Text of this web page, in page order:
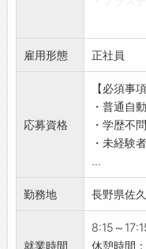
・『プラ
とをモッ
でいます。
の幸福度
ています
◆働く喜
・人生の
て『喜び
境づくり
るような
の問い合
ります。
・見積り
・受注か
※日本全
出張の対
※将来的
います。
【入社後
・まずは
て業務を
お客様を
雇用形態 正社員
応募資格
【必須事項
・普通自
・学歴不問
・未経験
...
勤務地 長野県佐
就業時間
8:15～
休憩時間